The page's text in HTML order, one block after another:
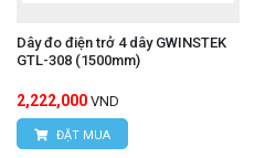
Dây đo điện trở 4 dây GWINSTEK
GTL-308 (1500mm)
2,222,000 VND
ĐẶT MUA